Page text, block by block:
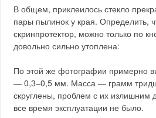
В общем, приклеилось стекло
пары пылинок у края. Определить,
скринпротектор, можно только по
довольно сильно утоплена:
По этой же фотографии примерно
— 0,3–0,5 мм. Масса — грамм
скруглены, проблем с их излишним
все время эксплуатации не было.